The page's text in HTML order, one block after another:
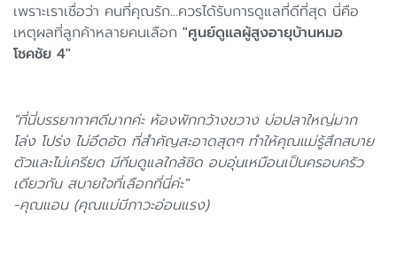
เพราะเราเชื่อว่า คนที่คุณรัก...ควรได้รับการดูแลที่ดีที่สุด นี่คือ
เหตุผลที่ลูกค้าหลายคนเลือก "ศูนย์ดูแลผู้สูงอายุบ้านหมอ
โชคชัย 4"
"ที่นี่บรรยากาศดีมากค่ะ ห้องพักกว้างขวาง บ่อปลาใหญ่มาก
โล่ง โปร่ง ไม่อึดอัด ที่สำคัญสะอาดสุดๆ ทำให้คุณแม่รู้สึกสบาย
ตัวและไม่เครียด มีทีมดูแลใกล้ชิด อบอุ่นเหมือนเป็นครอบครัว
เดียวกัน สบายใจที่เลือกที่นี่ค่ะ"
-คุณแอน (คุณแม่มีภาวะอ่อนแรง)